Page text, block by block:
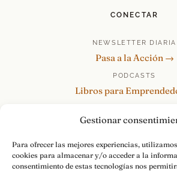
Gestionar
Para ofrecer las mejores experiencias,
cookies para almacenar y/o acceder a la
consentimiento de estas tecnologías nos
CONECTAR
NEWSLETTER DIARIA
Pasa a la Acción →
PODCASTS
Libros para
re:Invéntate /
MENTOR360
HABLAMOS